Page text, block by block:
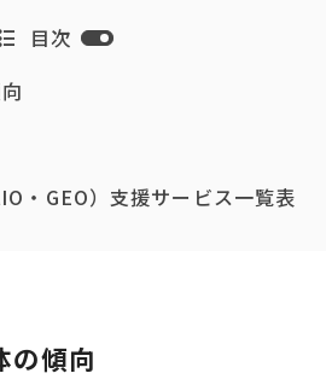
目次
・GEO）支援サービス一覧表
傾向